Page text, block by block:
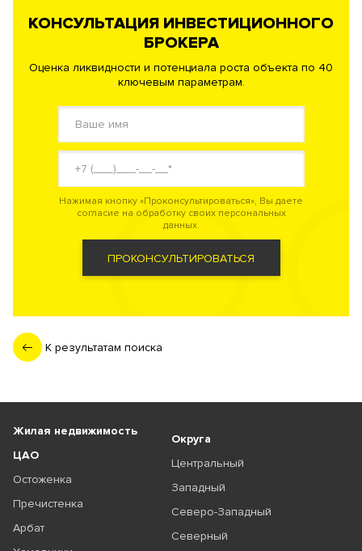
КОНСУЛЬТАЦИЯ ИНВЕСТИЦИОННОГО
БРОКЕРА
Оценка ликвидности и потенциала роста объекта по 40
ключевым параметрам.
Нажимая кнопку «Проконсультироваться», Вы даете
согласие на обработку своих персональных
данных.
ПРОКОНСУЛЬТИРОВАТЬСЯ
К результатам поиска
Жилая недвижимость
ЦАО
Остоженка
Пречистенка
Арбат
Округа
Центральный
Западный
Северо-Западный
Северный